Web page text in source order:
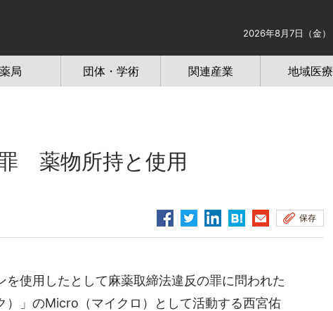
2026年8月7日（金）
薬局 団体・学術 関連産業 地域医療
薬物所持と使用
保存
使用したとして麻薬取締法違反の罪に問われた
」のMicro（マイクロ）として活動する西宮佑